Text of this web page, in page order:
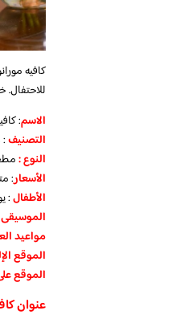
كافيه
الاسم:
التصنيف:
النوع :
الأسعار:
الأطفال:
الموسيقى
مواعيد
الموقع
الموقع
عنوان